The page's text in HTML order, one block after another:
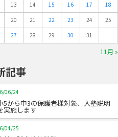
13 14 15 16 17
18
20 21 22 23 24
25
27 28 29 30 31
11月 »
記事
06/24
5から中3の保護者様対象、入塾説明
実施します
04/25